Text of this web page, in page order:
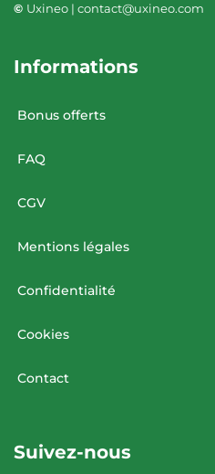
© Uxineo | contact@uxineo.com
Informations
Bonus offerts
FAQ
CGV
Mentions légales
Confidentialité
Cookies
Contact
Suivez-nous